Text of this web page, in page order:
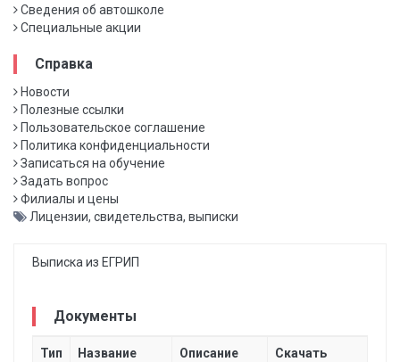
Сведения об автошколе
Специальные акции
Справка
Новости
Полезные ссылки
Пользовательское соглашение
Политика конфиденциальности
Записаться на обучение
Задать вопрос
Филиалы и цены
Лицензии, свидетельства, выписки
Выписка из ЕГРИП
Документы
Тип Название Описание Скачать